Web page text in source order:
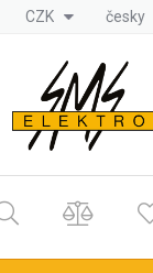
CZK česky